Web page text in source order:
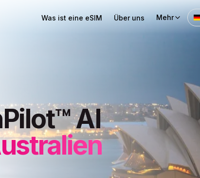
Was ist eine eSIM Über uns Mehr
AI